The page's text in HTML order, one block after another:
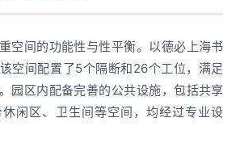
空间的功能性与性平衡。以德必上海书
空间配置了5个隔断和26个工位，满足
园区内配备完善的公共设施，包括共享
闲区、卫生间等空间，均经过专业设